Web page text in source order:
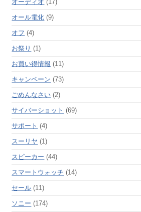
オーディオ (17)
オール電化 (9)
オフ (4)
お祭り (1)
お買い得情報 (11)
キャンペーン (73)
ごめんなさい (2)
サイバーショット (69)
サポート (4)
スーリヤ (1)
スピーカー (44)
スマートウォッチ (14)
セール (11)
ソニー (174)